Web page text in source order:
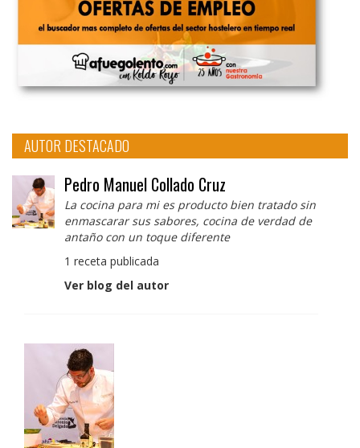
AUTOR DESTACADO
Pedro Manuel Collado Cruz
La cocina para mi es producto bien tratado sin
enmascarar sus sabores, cocina de verdad de
antaño con un toque diferente
1 receta publicada
Ver blog del autor